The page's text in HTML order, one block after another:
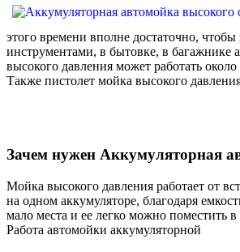
этого времени вполне достаточно,
инструментами, в бытовке, в багажнике
высокого давления может работать
Также пистолет мойка высокого
Зачем нужен Аккумуляторная
Мойка высокого давления работает от
на одном аккумуляторе, благодаря
мало места и ее легко можно поместить
Работа автомойки аккумуляторной